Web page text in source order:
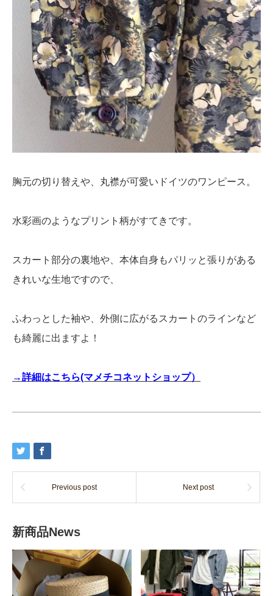
胸元の切り替えや、丸襟が可愛いドイツのワンピース。
水彩画のようなプリント柄がすてきです。
スカート部分の裏地や、本体自身もパリッと張りがある
きれいな生地ですので、
ふわっとした袖や、外側に広がるスカートのラインなど
も綺麗に出ますよ！
→詳細はこちら(マメチコネットショップ）
Previous post Next post
新商品News